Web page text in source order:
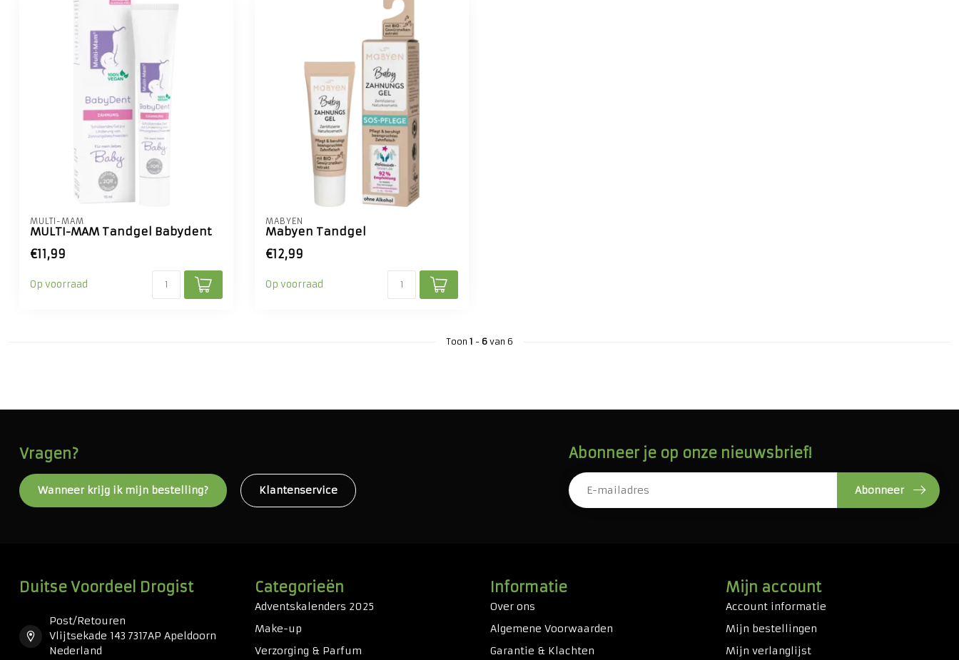
MULTI-MAM
MULTI-MAM Tandgel Babydent
€11,99
Op voorraad
MABYEN
Mabyen Tandgel
€12,99
Op voorraad
Toon 1 - 6van 6
Vragen?
Wanneer krijg ik mijn bestelling? Klantenservice
Abonneer je op onze nieuwsbrief!
Abonneer
Duitse Voordeel Drogist
Post/Retouren
Vlijtsekade 143 7317AP Apeldoorn
Nederland
Categorieën
Adventskalenders 2025
Make-up
Verzorging & Parfum
Informatie
Over ons
Algemene Voorwaarden
Garantie & Klachten
Mijn account
Account informatie
Mijn bestellingen
Mijn verlanglijst